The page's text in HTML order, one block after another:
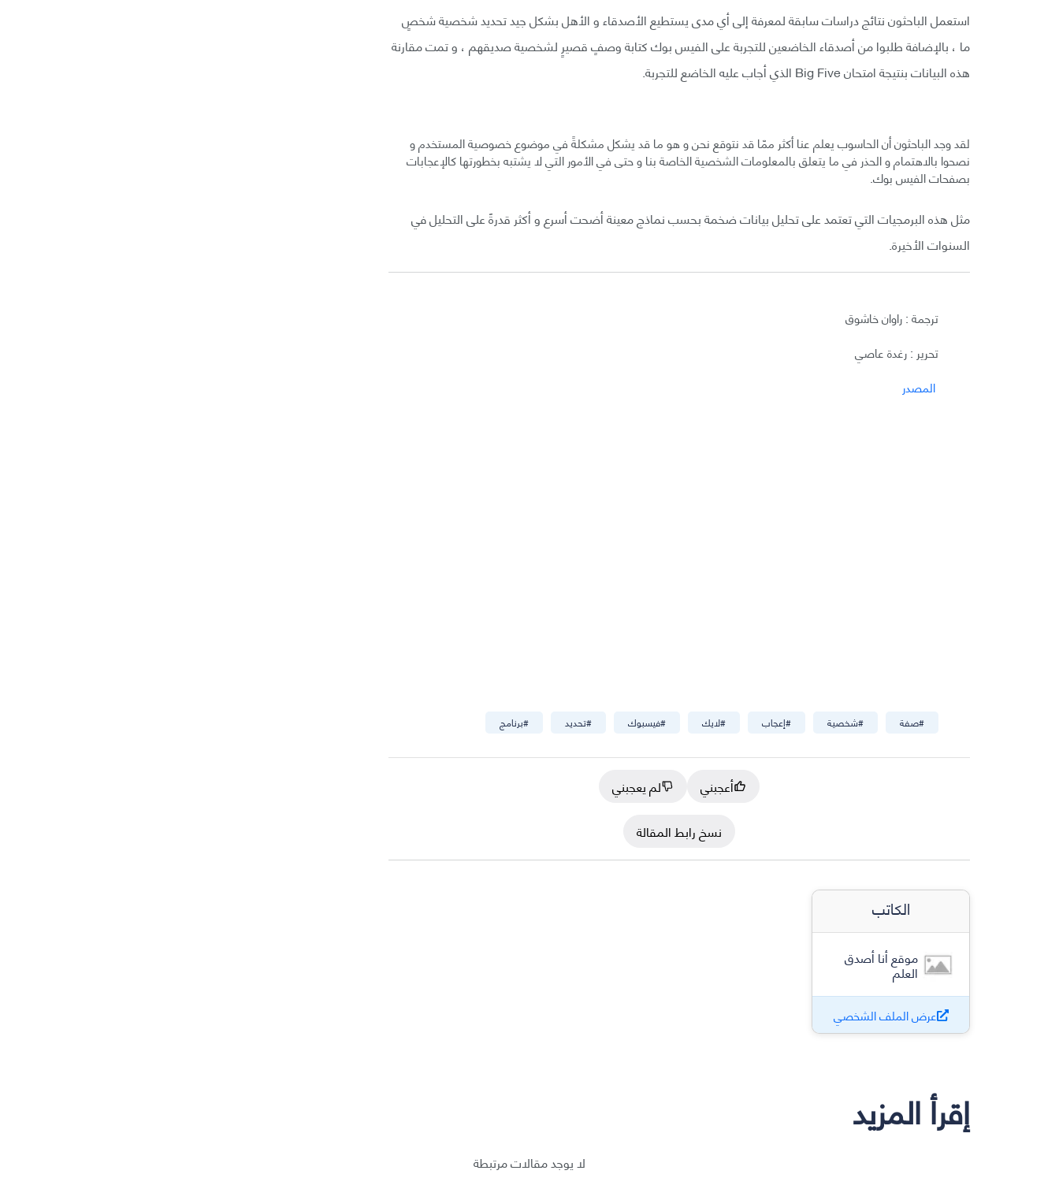
استعمل الباحثون نتائج دراسات سابقة لمعرفة إلى أي مدى يستطيع الأصدقاء و الأهل بشكل جيد تحديد شخصية شخصٍ
ما ، بالإضافة طلبوا من أصدقاء الخاضعين للتجربة على الفيس بوك كتابة وصفٍ قصيرٍ لشخصية صديقهم ، و تمت مقارنة
هذه البيانات بنتيجة امتحان Big Five الذي أجاب عليه الخاضع للتجربة.
لقد وجد الباحثون أن الحاسوب يعلم عنا أكثر ممّا قد نتوقع نحن و هو ما قد يشكل مشكلةً في موضوع خصوصية المستخدم و
نصحوا بالاهتمام و الحذر في ما يتعلق بالمعلومات الشخصية الخاصة بنا و حتى في الأمور التي لا يشتبه بخطورتها كالإعجابات
بصفحات الفيس بوك.
مثل هذه البرمجيات التي تعتمد على تحليل بيانات ضخمة بحسب نماذج معينة أضحت أسرع و أكثر قدرةً على التحليل في
السنوات الأخيرة.
ترجمة : راوان خاشوق
تحرير : رغدة عاصي
المصدر
#برنامج #تحديد #فيسبوك #لايك #إعجاب #شخصية #صفة
أعجبني
لم يعجبني
نسخ رابط المقالة
الكاتب
موقع أنا أصدق
العلم
عرض الملف الشخصي
إقرأ المزيد
لا يوجد مقالات مرتبطة